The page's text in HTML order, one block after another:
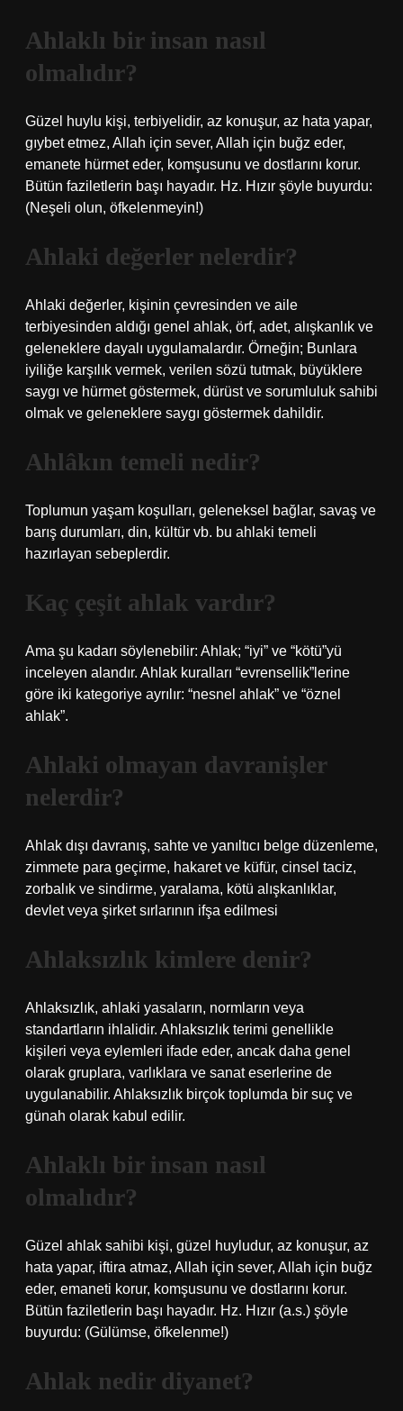
Ahlaklı bir insan nasıl
olmalıdır?
Güzel huylu kişi, terbiyelidir, az konuşur, az hata yapar,
gıybet etmez, Allah için sever, Allah için buğz eder,
emanete hürmet eder, komşusunu ve dostlarını korur.
Bütün faziletlerin başı hayadır. Hz. Hızır şöyle buyurdu:
(Neşeli olun, öfkelenmeyin!)
Ahlaki değerler nelerdir?
Ahlaki değerler, kişinin çevresinden ve aile
terbiyesinden aldığı genel ahlak, örf, adet, alışkanlık ve
geleneklere dayalı uygulamalardır. Örneğin; Bunlara
iyiliğe karşılık vermek, verilen sözü tutmak, büyüklere
saygı ve hürmet göstermek, dürüst ve sorumluluk sahibi
olmak ve geleneklere saygı göstermek dahildir.
Ahlâkın temeli nedir?
Toplumun yaşam koşulları, geleneksel bağlar, savaş ve
barış durumları, din, kültür vb. bu ahlaki temeli
hazırlayan sebeplerdir.
Kaç çeşit ahlak vardır?
Ama şu kadarı söylenebilir: Ahlak; “iyi” ve “kötü”yü
inceleyen alandır. Ahlak kuralları “evrensellik”lerine
göre iki kategoriye ayrılır: “nesnel ahlak” ve “öznel
ahlak”.
Ahlaki olmayan davranişler
nelerdir?
Ahlak dışı davranış, sahte ve yanıltıcı belge düzenleme,
zimmete para geçirme, hakaret ve küfür, cinsel taciz,
zorbalık ve sindirme, yaralama, kötü alışkanlıklar,
devlet veya şirket sırlarının ifşa edilmesi
Ahlaksızlık kimlere denir?
Ahlaksızlık, ahlaki yasaların, normların veya
standartların ihlalidir. Ahlaksızlık terimi genellikle
kişileri veya eylemleri ifade eder, ancak daha genel
olarak gruplara, varlıklara ve sanat eserlerine de
uygulanabilir. Ahlaksızlık birçok toplumda bir suç ve
günah olarak kabul edilir.
Ahlaklı bir insan nasıl
olmalıdır?
Güzel ahlak sahibi kişi, güzel huyludur, az konuşur, az
hata yapar, iftira atmaz, Allah için sever, Allah için buğz
eder, emaneti korur, komşusunu ve dostlarını korur.
Bütün faziletlerin başı hayadır. Hz. Hızır (a.s.) şöyle
buyurdu: (Gülümse, öfkelenme!)
Ahlak nedir diyanet?